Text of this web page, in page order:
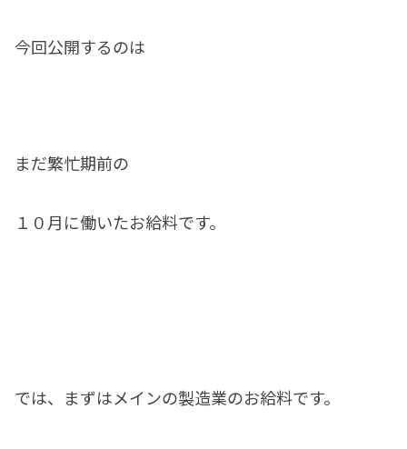
今回公開するのは
まだ繁忙期前の
１０月に働いたお給料です。
では、まずはメインの製造業のお給料です。